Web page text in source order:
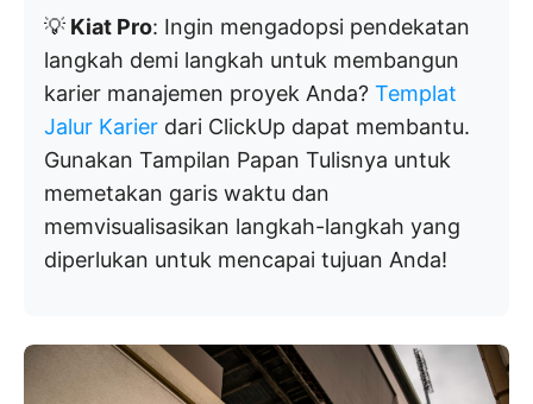
💡 Kiat Pro: Ingin mengadopsi pendekatan
langkah demi langkah untuk membangun
karier manajemen proyek Anda? Templat
Jalur Karier dari ClickUp dapat membantu.
Gunakan Tampilan Papan Tulisnya untuk
memetakan garis waktu dan
memvisualisasikan langkah-langkah yang
diperlukan untuk mencapai tujuan Anda!